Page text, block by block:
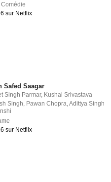
,Comédie
sur Netflix
Safed Saagar
Singh Parmar, Kushal Srivastava
Singh, Pawan Chopra,Adittya Singh
sur Netflix